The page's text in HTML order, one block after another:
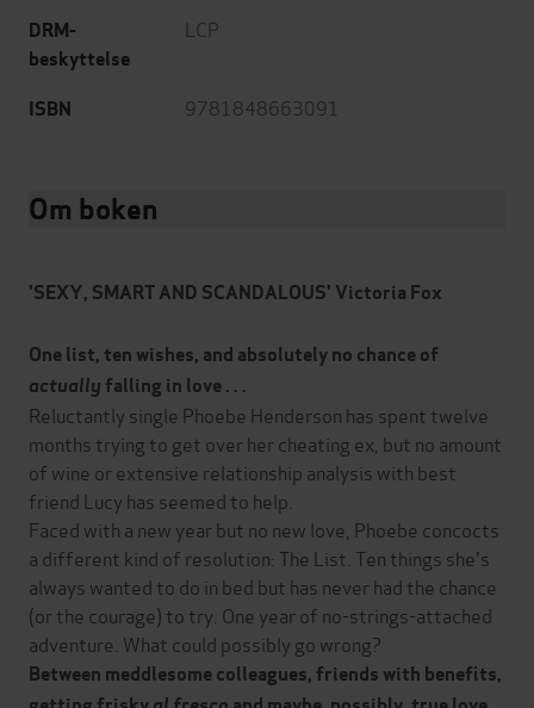
DRM-
beskyttelse
LCP
ISBN 9781848663091
Om boken
'SEXY, SMART AND SCANDALOUS' Victoria Fox
One list, ten wishes, and absolutely no chance of
actually falling in love . . .
Reluctantly single Phoebe Henderson has spent twelve
months trying to get over her cheating ex, but no amount
of wine or extensive relationship analysis with best
friend Lucy has seemed to help.
Faced with a new year but no new love, Phoebe concocts
a different kind of resolution: The List. Ten things she's
always wanted to do in bed but has never had the chance
(or the courage) to try. One year of no-strings-attached
adventure. What could possibly go wrong?
Between meddlesome colleagues, friends with benefits,